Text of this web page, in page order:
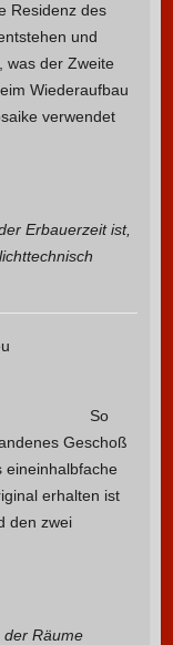
Residenz des
und
was der Zweite
Wiederaufbau
verwendet
Erbauerzeit ist,
So
Geschoß
eineinhalbfache
erhalten ist
den zwei
der Räume